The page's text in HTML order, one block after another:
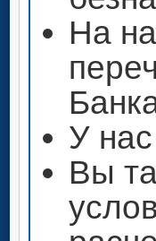
На
У
Вы